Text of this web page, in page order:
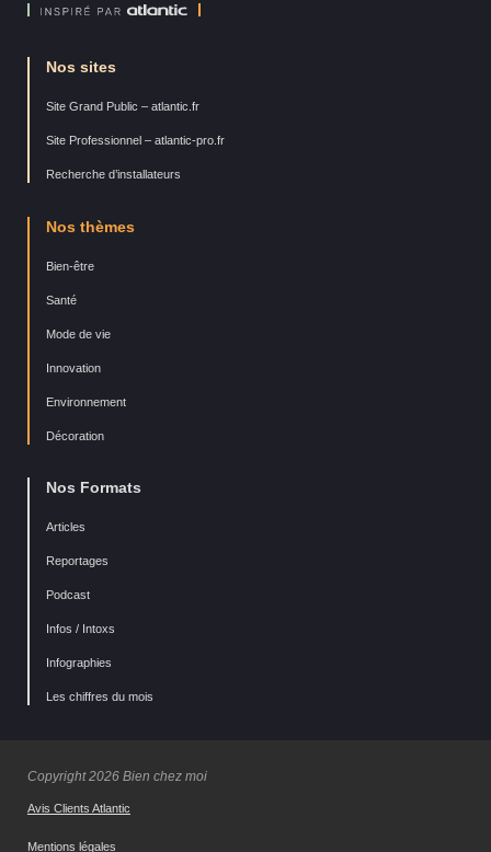
Nos sites
Site Grand Public – atlantic.fr
Site Professionnel – atlantic-pro.fr
Recherche d’installateurs
Nos thèmes
Bien-être
Santé
Mode de vie
Innovation
Environnement
Décoration
Nos Formats
Articles
Reportages
Podcast
Infos / Intoxs
Infographies
Les chiffres du mois
Copyright 2026 Bien chez moi
Avis Clients Atlantic
Mentions légales